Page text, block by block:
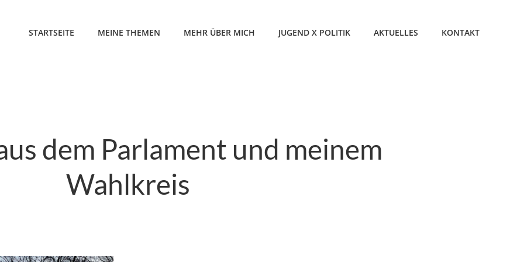
STARTSEITE MEINE THEMEN MEHR ÜBER MICH JUGEND X POLITIK AKTUELLES KONTAKT
dem Parlament und meinem
Wahlkreis